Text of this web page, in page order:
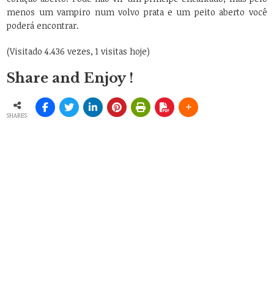
menos um vampiro num volvo prata e um peito aberto você
poderá encontrar.
(Visitado 4.436 vezes, 1 visitas hoje)
Share and Enjoy !
SHARES